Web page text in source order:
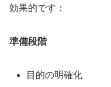
効果的です：
準備段階
目的の明確化